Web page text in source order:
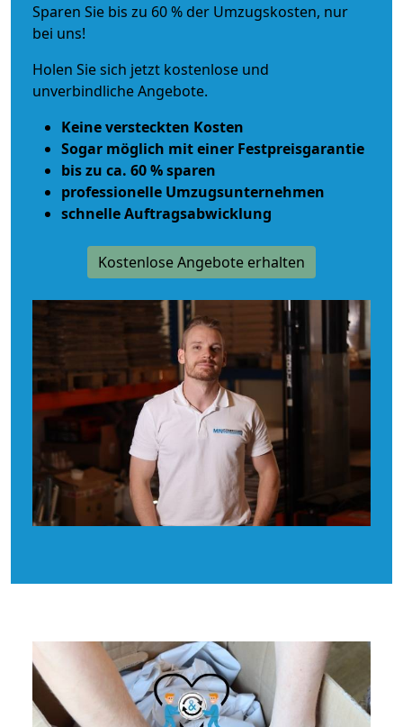
Sparen Sie bis zu 60 % der Umzugskosten, nur
bei uns!
Holen Sie sich jetzt kostenlose und
unverbindliche Angebote.
Keine versteckten Kosten
Sogar möglich mit einer Festpreisgarantie
bis zu ca. 60 % sparen
professionelle Umzugsunternehmen
schnelle Auftragsabwicklung
Kostenlose Angebote erhalten